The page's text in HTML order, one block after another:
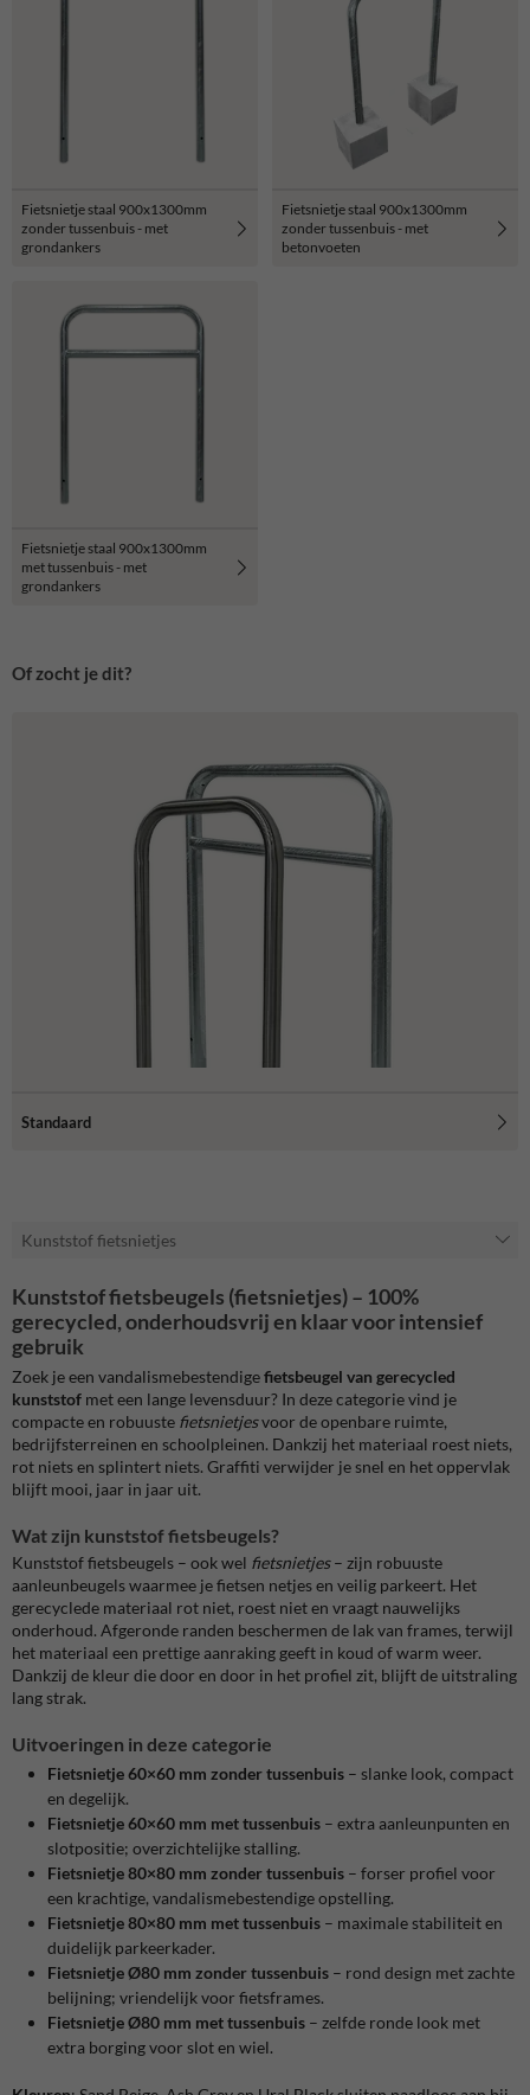
Fietsnietje staal 900x1300mm
zonder tussenbuis - met
grondankers
Fietsnietje staal 900x1300mm
zonder tussenbuis - met
betonvoeten
Fietsnietje staal 900x1300mm
met tussenbuis - met
grondankers
Of zocht je dit?
Standaard
Kunststof fietsnietjes
Kunststof fietsbeugels (fietsnietjes) – 100%
gerecycled, onderhoudsvrij en klaar voor intensief
gebruik
Zoek je een vandalismebestendigefietsbeugel van gerecycled
kunststof met een lange levensduur? In deze categorie vind je
compacte en robuuste fietsnietjesvoor de openbare ruimte,
bedrijfsterreinen en schoolpleinen. Dankzij het materiaal roest niets,
rot niets en splintert niets. Graffiti verwijder je snel en het oppervlak
blijft mooi, jaar in jaar uit.
Wat zijn kunststof fietsbeugels?
Kunststof fietsbeugels – ook wel fietsnietjes– zijn robuuste
aanleunbeugels waarmee je fietsen netjes en veilig parkeert. Het
gerecyclede materiaal rot niet, roest niet en vraagt nauwelijks
onderhoud. Afgeronde randen beschermen de lak van frames, terwijl
het materiaal een prettige aanraking geeft in koud of warm weer.
Dankzij de kleur die door en door in het profiel zit, blijft de uitstraling
lang strak.
Uitvoeringen in deze categorie
Fietsnietje 60×60 mm zonder tussenbuis – slanke look, compact
en degelijk.
Fietsnietje 60×60 mm met tussenbuis – extra aanleunpunten en
slotpositie; overzichtelijke stalling.
Fietsnietje 80×80 mm zonder tussenbuis – forser profiel voor
een krachtige, vandalismebestendige opstelling.
Fietsnietje 80×80 mm met tussenbuis – maximale stabiliteit en
duidelijk parkeerkader.
Fietsnietje Ø80 mm zonder tussenbuis – rond design met zachte
belijning; vriendelijk voor fietsframes.
Fietsnietje Ø80 mm met tussenbuis – zelfde ronde look met
extra borging voor slot en wiel.